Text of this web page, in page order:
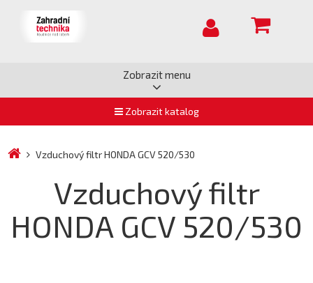
Zobrazit menu
Zobrazit katalog
Vzduchový filtr HONDA GCV 520/530
Vzduchový filtr
HONDA GCV 520/530